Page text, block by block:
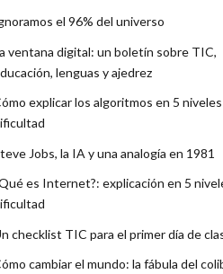
el 96% del universo
ventana digital: un boletín sobre TIC,
lenguas y ajedrez
explicar los algoritmos en 5
Jobs, la IA y una analogía en 1981
es Internet?: explicación en 5
checklist TIC para el primer día de
cambiar el mundo: la fábula del